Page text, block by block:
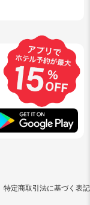
特定商取引法に基づく表記